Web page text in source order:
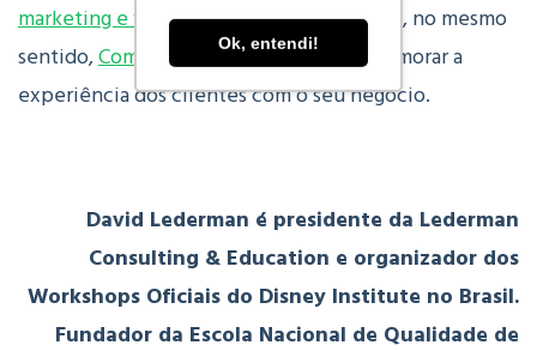
Ok, entendi!
marketing e vendas trabalharem juntos?
e, no mesmo
sentido,Como Abordar um Clientee aprimorar a
experiência dos clientes com o seu negócio.
David Lederman é presidente da Lederman
Consulting & Education e organizador dos
Workshops Oficiais do Disney Institute no Brasil.
Fundador da Escola Nacional de Qualidade de